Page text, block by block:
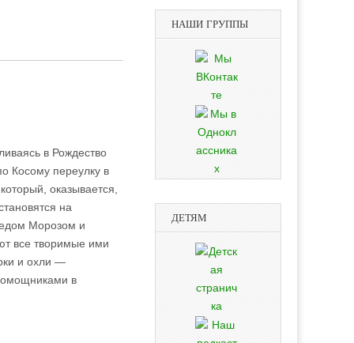
в Рождество
Косому переулку в
оказывается,
на
Морозом и
все творимые ими
и охли —
в
НАШИ ГРУППЫ
ДЕТЯМ